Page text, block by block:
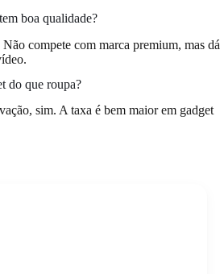
boa qualidade?
compete com marca premium, mas dá
do que roupa?
sim. A taxa é bem maior em gadget